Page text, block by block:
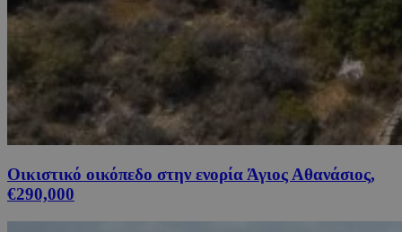
Οικιστικό οικόπεδο στην ενορία Άγιος Αθανάσιος,
€290,000